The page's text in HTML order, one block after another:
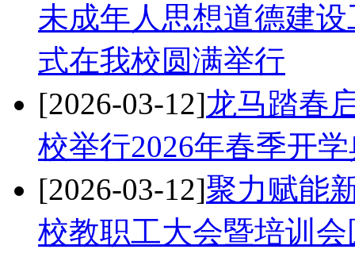
未成年人思想道德建
式在我校圆满举行
[2026-03-12]龙马踏春
校举行2026年春季开
[2026-03-12]聚力赋能
校教职工大会暨培训